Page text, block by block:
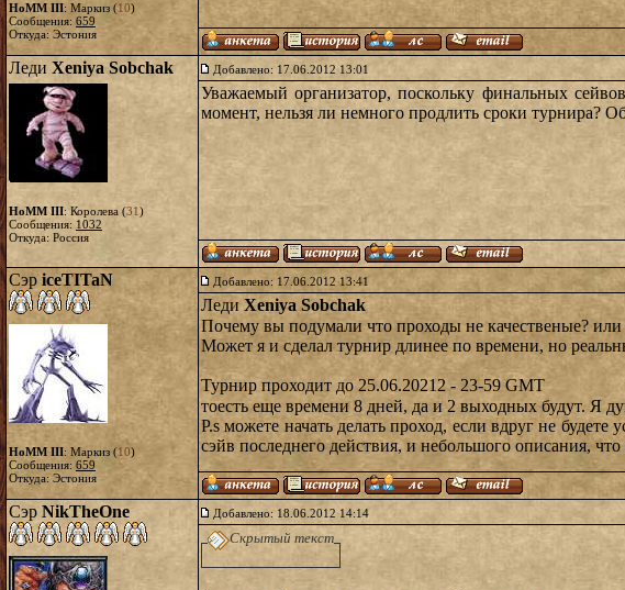
HoMM III: Маркиз (10)
Сообщения: 659
Откуда: Эстония
Леди Xeniya Sobchak
HoMM III: Королева (31)
Сообщения: 1032
Откуда: Россия
Добавлено: 17.06.2012 13:01
Уважаемый организатор, поскольку финальных
момент, нельзя ли немного продлить сроки турнира?
Сэр iceTITaN
HoMM III: Маркиз (10)
Сообщения: 659
Откуда: Эстония
Добавлено: 17.06.2012 13:41
ЛедиXeniya Sobchak
Почему вы подумали что проходы не качественые? или
Может я и сделал турнир длинее по времени, но
Турнир проходит до 25.06.20212 - 23-59 GMT
тоесть еще времени 8 дней, да и 2 выходных будут. Я
P.s можете начать делать проход, если вдруг не
сэйв последнего действия, и небольшого описания,
Сэр NikTheOne Добавлено: 18.06.2012 14:14
Скрытый текст